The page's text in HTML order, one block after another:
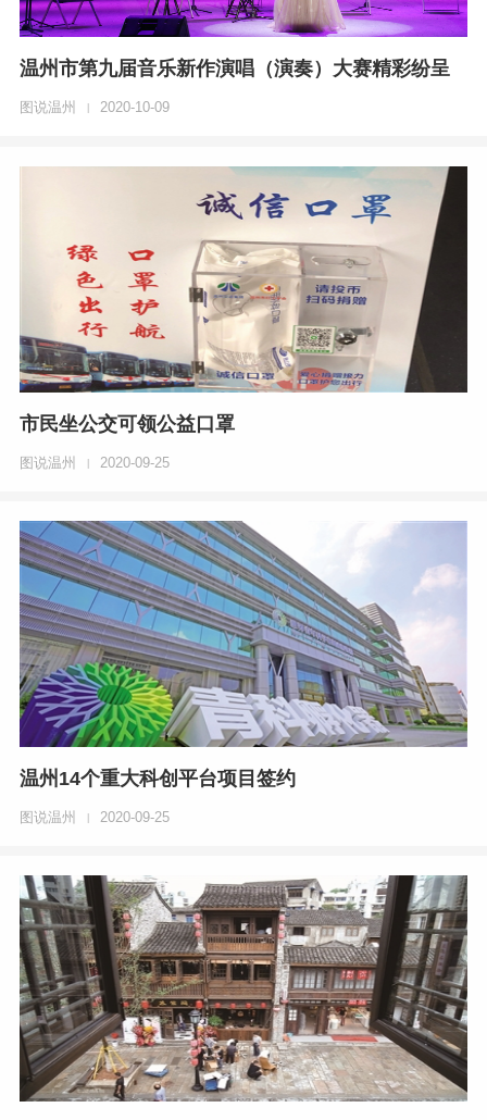
温州市第九届音乐新作演唱（演奏）大赛精彩纷呈
图说温州 2020-10-09
市民坐公交可领公益口罩
图说温州 2020-09-25
温州14个重大科创平台项目签约
图说温州 2020-09-25